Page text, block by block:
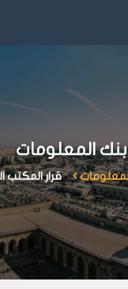
بنك المعلومات
قرار المكتب